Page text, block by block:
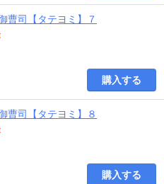
曹司【タテヨミ】７
購入する
曹司【タテヨミ】８
購入する